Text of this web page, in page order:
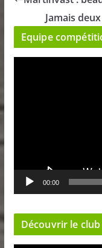
Jamais
Equipe
v
é
00:00
Découvrir le club